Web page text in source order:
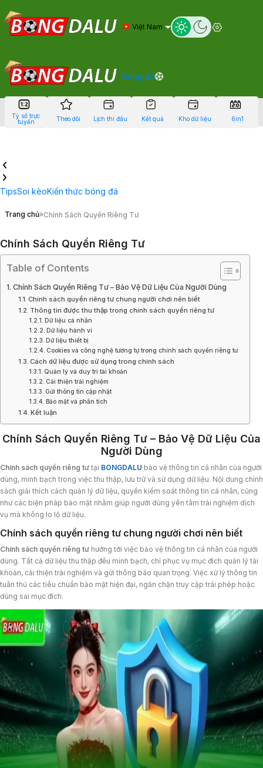
Việt Nam
Bóng đá
Tỷ số trực
tuyến
Theo dõi Lịch thi đấu Kết quả Kho dữ liệu 6in1
TipsSoi kèoKiến thức bóng đá
Trang chủ»Chính Sách Quyền Riêng Tư
Chính Sách Quyền Riêng Tư
Table of Contents
Chính Sách Quyền Riêng Tư – Bảo Vệ Dữ Liệu Của Người Dùng
Chính sách quyền riêng tư chung người chơi nên biết
Thông tin được thu thập trong chính sách quyền riêng tư
Dữ liệu cá nhân
Dữ liệu hành vi
Dữ liệu thiết bị
Cookies và công nghệ tương tự trong chính sách quyền riêng tư
Cách dữ liệu được sử dụng trong chính sách
Quản lý và duy trì tài khoản
Cải thiện trải nghiệm
Gửi thông tin cập nhật
Bảo mật và phân tích
Kết luận
Chính Sách Quyền Riêng Tư – Bảo Vệ Dữ Liệu Của
Người Dùng
Chính sách quyền riêng tư tại BONGDALU bảo vệ thông tin cá nhân của người
dùng, minh bạch trong việc thu thập, lưu trữ và sử dụng dữ liệu. Nội dung chính
sách giải thích cách quản lý dữ liệu, quyền kiểm soát thông tin cá nhân, cũng
như các biện pháp bảo mật nhằm giúp người dùng yên tâm trải nghiệm dịch
vụ mà không lo lộ dữ liệu.
Chính sách quyền riêng tư chung người chơi nên biết
Chính sách quyền riêng tư hướng tới việc bảo vệ thông tin cá nhân của người
dùng. Tất cả dữ liệu thu thập đều minh bạch, chỉ phục vụ mục đích quản lý tài
khoản, cải thiện trải nghiệm và gửi thông báo quan trọng. Việc xử lý thông tin
tuân thủ các tiêu chuẩn bảo mật hiện đại, ngăn chặn truy cập trái phép hoặc
dùng sai mục đích.